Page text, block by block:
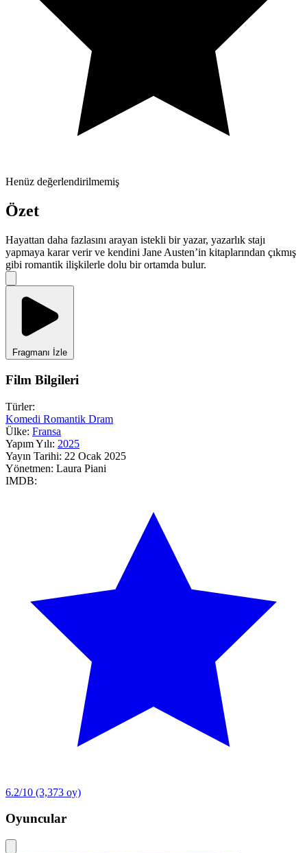
Henüz değerlendirilmemiş
Özet
Hayattan daha fazlasını arayan istekli bir yazar, yazarlık stajı
yapmaya karar verir ve kendini Jane Austen’in kitaplarından çıkmış
gibi romantik ilişkilerle dolu bir ortamda bulur.
Fragmanı İzle
Film Bilgileri
Türler:
Komedi Romantik Dram
Ülke: Fransa
Yapım Yılı: 2025
Yayın Tarihi: 22 Ocak 2025
Yönetmen: Laura Piani
IMDB:
6.2/10 (3,373 oy)
Oyuncular